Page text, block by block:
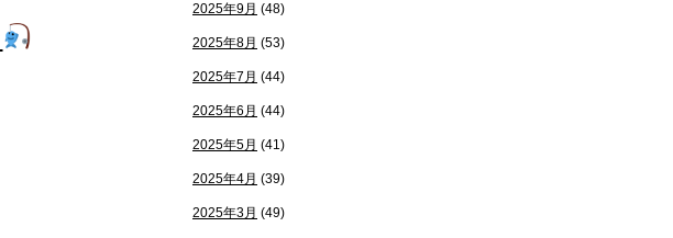
2025年9月 (48)
2025年8月 (53)
2025年7月 (44)
2025年6月 (44)
2025年5月 (41)
2025年4月 (39)
2025年3月 (49)